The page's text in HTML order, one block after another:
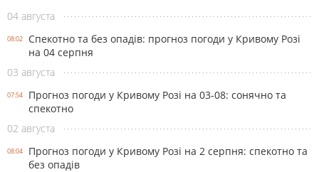
04 августа
08:02
Спекотно та без опадів: прогноз погоди у Кривому Розі
на 04 серпня
03 августа
07:54
Прогноз погоди у Кривому Розі на 03-08: сонячно та
спекотно
02 августа
08:04
Прогноз погоди у Кривому Розі на 2 серпня: спекотно та
без опадів